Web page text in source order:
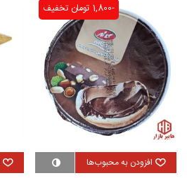
تخفیف -1,800 تومان
افزودن به محبوب‌ها